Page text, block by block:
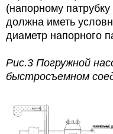
(напорному
должна иметь
диаметр напорного
Рис.3 Погружной
быстросъемном